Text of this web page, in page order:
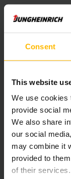
Consent
This website
We use cookies
provide social
We also share
our social
may combine it
provided to
of their
Nasledujúca
Technické
Batéria
Nabíjač
Battery